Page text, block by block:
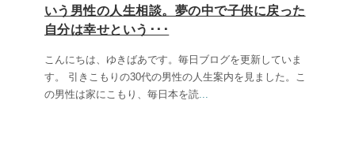
いう男性の人生相談。夢の中で子供に戻った
自分は幸せという･･･
こんにちは、ゆきばあです。毎日ブログを更新していま
す。 引きこもりの30代の男性の人生案内を見ました。こ
の男性は家にこもり、毎日本を読...